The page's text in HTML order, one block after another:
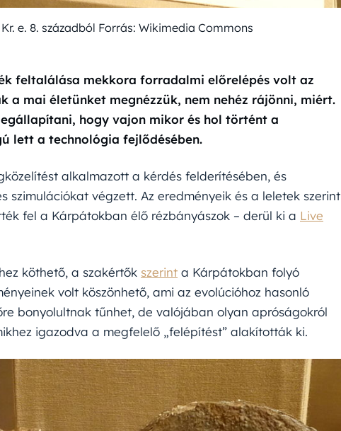
e. 8. századból Forrás: Wikimedia Commons
feltalálása mekkora forradalmi előrelépés volt az
a mai életünket megnézzük, nem nehéz rájönni, miért.
hogy vajon mikor és hol történt a
lett a technológia fejlődésében.
alkalmazott a kérdés felderítésében, és
szimulációkat végzett. Az eredményeik és a leletek szerint
fel a Kárpátokban élő rézbányászok – derül ki a Live
köthető, a szakértők szerint a Kárpátokban folyó
volt köszönhető, ami az evolúcióhoz hasonló
bonyolultnak tűnhet, de valójában olyan apróságokról
igazodva a megfelelő „felépítést” alakították ki.